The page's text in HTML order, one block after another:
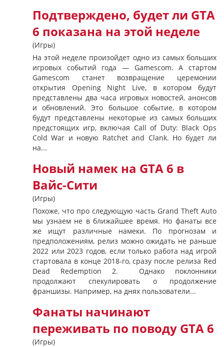
Подтверждено, будет ли GTA
6 показана на этой неделе
(Игры)
На этой неделе произойдет одно из самых больших
игровых событий года — Gamescom. А стартом
Gamescom станет возвращение церемонии
открытия Opening Night Live, в котором будут
представлены два часа игровых новостей, анонсов
и обновлений. Это большое событие, в котором
будут представлены некоторые из самых больших
предстоящих игр, включая Call of Duty: Black Ops
Cold War и новую Ratchet and Clank. Но будет ли
на...
Новый намек на GTA 6 в
Вайс-Сити
(Игры)
Похоже, что про следующую часть Grand Theft Auto
мы узнаем не в ближайшее время. Но фанаты все
же ищут различные намеки. По прогнозам и
предположениям, релиз можно ожидать не раньше
2022 или 2023 годов, если только работа над игрой
стартовала в конце 2018-го, сразу после релиза Red
Dead Redemption 2. Однако поклонники
продолжают спекулировать о продолжение
франшизы. Например, на днях пользователи...
Фанаты начинают
переживать по поводу GTA 6
(Игры)